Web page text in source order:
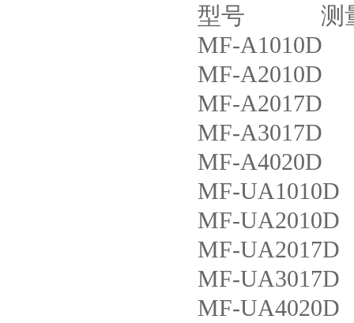
型号 测量
MF-
MF-
MF-
MF-
MF-
MF-
MF-
MF-
MF-
MF-